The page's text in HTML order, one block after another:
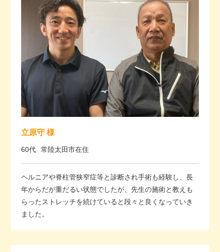
立原守 様
60代 常陸太田市在住
ヘルニアや脊柱管狭窄症等と診断され手術も経験し、長
年からだが重だるい状態でしたが、先生の施術と教えも
らったストレッチを続けていると段々と良くなっていき
ました。